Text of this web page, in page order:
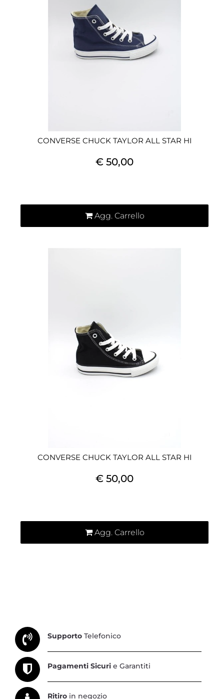
CONVERSE CHUCK TAYLOR ALL STAR HI
€ 50,00
Agg. Carrello
CONVERSE CHUCK TAYLOR ALL STAR HI
€ 50,00
Agg. Carrello
Supporto Telefonico
Pagamenti Sicuri e Garantiti
Ritiro in negozio